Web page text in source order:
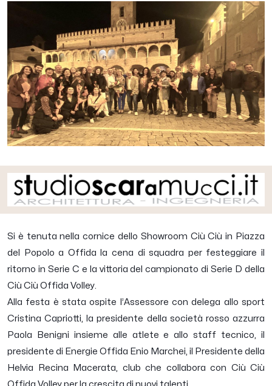
Si è tenuta nella cornice dello Showroom Ciù Ciù in Piazza
del Popolo a Offida la cena di squadra per festeggiare il
ritorno in Serie C e la vittoria del campionato di Serie D della
Ciù Ciù Offida Volley.
Alla festa è stata ospite l’Assessore con delega allo sport
Cristina Capriotti, la presidente della società rosso azzurra
Paola Benigni insieme alle atlete e allo staff tecnico, il
presidente di Energie Offida Enio Marchei, il Presidente della
Helvia Recina Macerata, club che collabora con Ciù Ciù